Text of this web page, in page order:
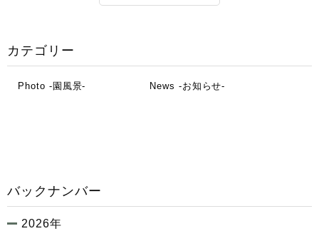
カテゴリー
Photo -園風景- News -お知らせ-
バックナンバー
2026年